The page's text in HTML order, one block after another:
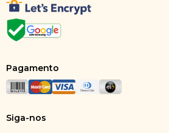
Pagamento
Siga-nos